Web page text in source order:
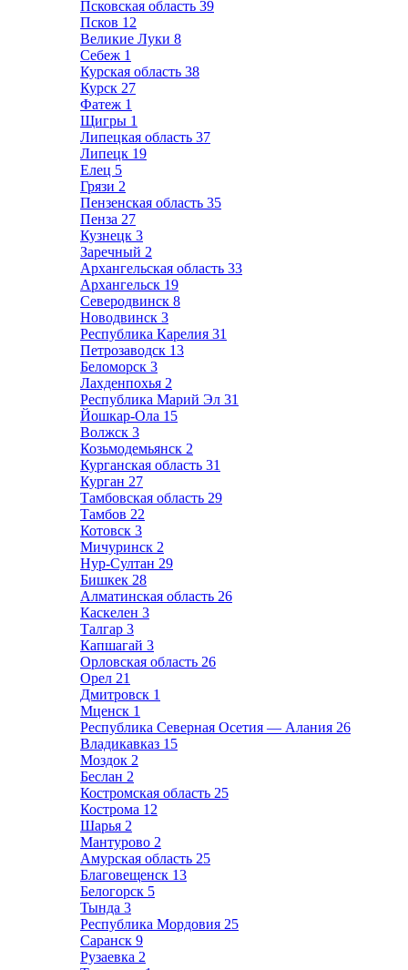
Псковская область 39
Псков 12
Великие Луки 8
Себеж 1
Курская область 38
Курск 27
Фатеж 1
Щигры 1
Липецкая область 37
Липецк 19
Елец 5
Грязи 2
Пензенская область 35
Пенза 27
Кузнецк 3
Заречный 2
Архангельская область 33
Архангельск 19
Северодвинск 8
Новодвинск 3
Республика Карелия 31
Петрозаводск 13
Беломорск 3
Лахденпохья 2
Республика Марий Эл 31
Йошкар-Ола 15
Волжск 3
Козьмодемьянск 2
Курганская область 31
Курган 27
Тамбовская область 29
Тамбов 22
Котовск 3
Мичуринск 2
Нур-Султан 29
Бишкек 28
Алматинская область 26
Каскелен 3
Талгар 3
Капшагай 3
Орловская область 26
Орел 21
Дмитровск 1
Мценск 1
Республика Северная Осетия — Алания 26
Владикавказ 15
Моздок 2
Беслан 2
Костромская область 25
Кострома 12
Шарья 2
Мантурово 2
Амурская область 25
Благовещенск 13
Белогорск 5
Тында 3
Республика Мордовия 25
Саранск 9
Рузаевка 2